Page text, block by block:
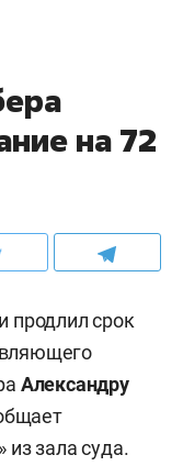
на 72
продлил срок
Александру
из зала суда.